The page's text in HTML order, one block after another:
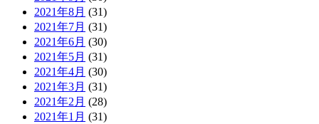
2021年8月 (31)
2021年7月 (31)
2021年6月 (30)
2021年5月 (31)
2021年4月 (30)
2021年3月 (31)
2021年2月 (28)
2021年1月 (31)